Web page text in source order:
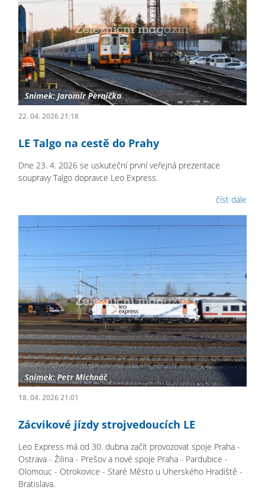
22. 04. 2026 21:18
LE Talgo na cestě do Prahy
Dne 23. 4. 2026 se uskuteční první veřejná prezentace
soupravy Talgo dopravce Leo Express.
číst dále
18. 04. 2026 21:01
Zácvikové jízdy strojvedoucích LE
Leo Express má od 30. dubna začít provozovat spoje Praha -
Ostrava - Žilina - Prešov a nové spoje Praha - Pardubice -
Olomouc - Otrokovice - Staré Město u Uherského Hradiště -
Bratislava.